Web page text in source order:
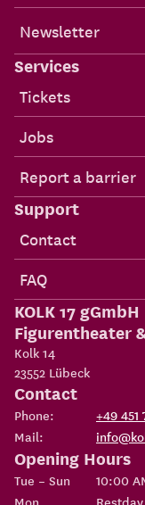
Newsletter
Services
Tickets
Jobs
Report a barrier
Support
Contact
FAQ
KOLK 17 gGmbH
Figurentheater
Kolk 14
23552 Lübeck
Contact
Phone:
+49
Mail:
Opening Hours
Tue – Sun
10:00